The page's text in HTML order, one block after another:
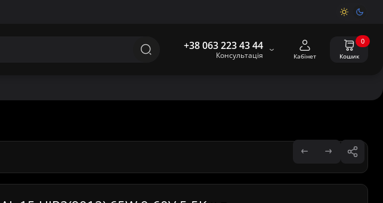
+38 063 223 43 44
Консультація Кабінет
0
Кошик